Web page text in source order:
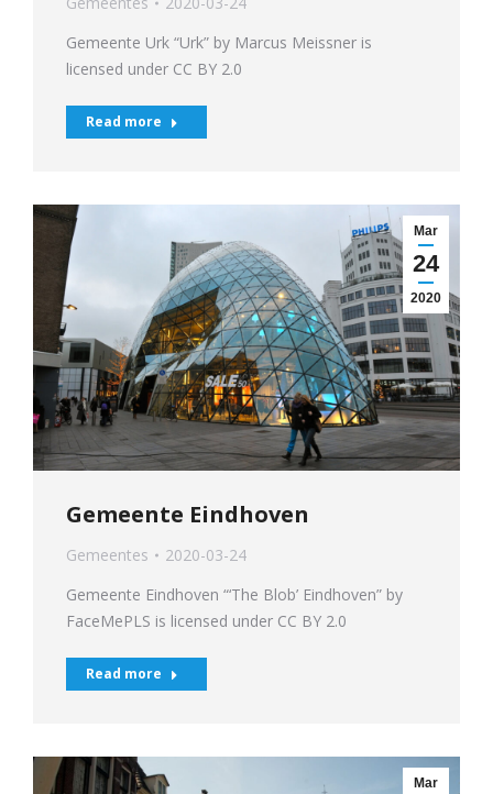
Gemeente Urk “Urk” by Marcus Meissner is
licensed under CC BY 2.0
Read more
Mar
24
2020
Gemeente Eindhoven
Gemeentes
2020-03-24
Gemeente Eindhoven “‘The Blob’ Eindhoven” by
FaceMePLS is licensed under CC BY 2.0
Read more
Mar